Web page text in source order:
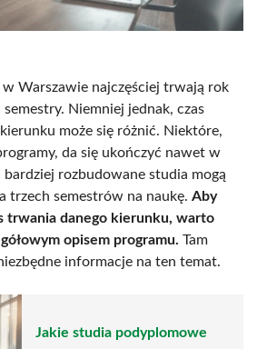
Warszawie najczęściej trwają rok
Niemniej jednak, czas
może się różnić. Niektóre,
da się ukończyć nawet w
bardziej rozbudowane studia mogą
trzech semestrów na naukę. Aby
trwania danego kierunku, warto
opisem programu. Tam
informacje na ten temat.
Jakie studia podyplomowe